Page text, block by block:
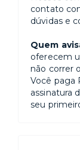
contato
dúvidas e
Quem
oferecem
não correr
Você paga
assinatura
seu